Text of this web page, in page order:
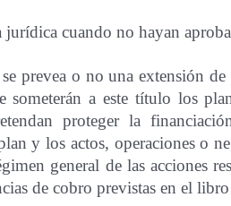
jurídica cuando no hayan
prevea o no una extensión
someterán a este título los
proteger la
y los actos, operaciones o
general de las acciones
de cobro previstas en el